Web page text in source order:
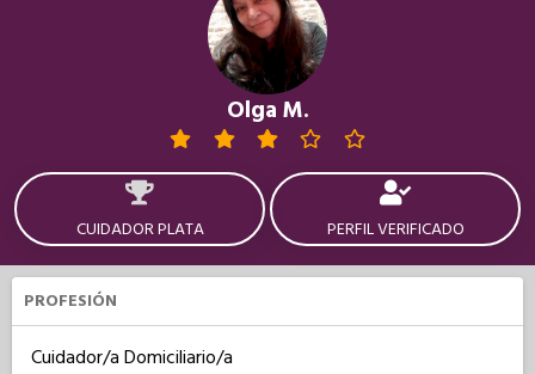
Olga M.
CUIDADOR PLATA PERFIL VERIFICADO
PROFESIÓN
Cuidador/a Domiciliario/a